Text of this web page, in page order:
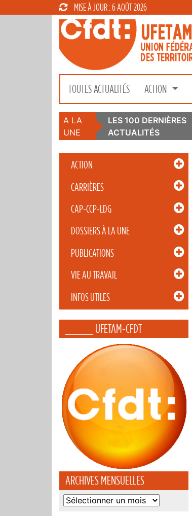
MISE À JOUR : 6 AOÛT 2026
TOUTES ACTUALITÉS ACTION
A LA
UNE
LES 100 DERNIÈRES
ACTUALITÉS
ACTION
CARRIÈRES
CAP-CCP-LDG
DOSSIERS À LA UNE
PUBLICATIONS
VIE AU TRAVAIL
INFOS UTILES
_____ UFETAM-CFDT
ARCHIVES MENSUELLES
Archives